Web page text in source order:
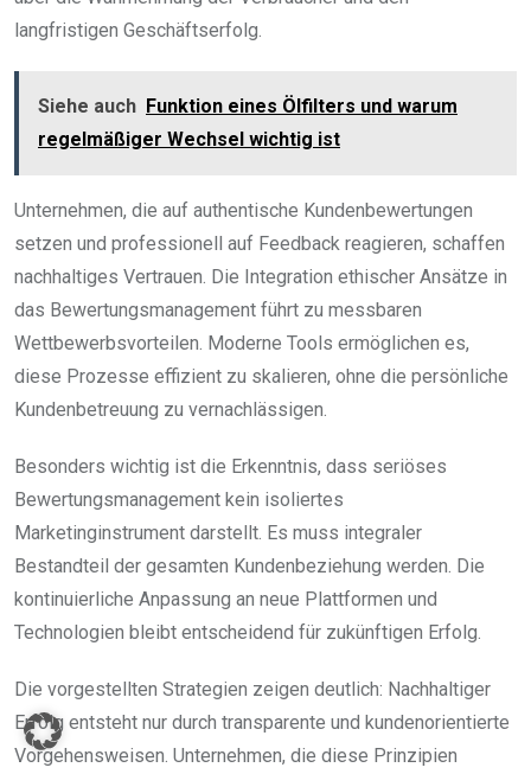
langfristigen Geschäftserfolg.
Siehe auch Funktion eines Ölfilters und warum
regelmäßiger Wechsel wichtig ist
Unternehmen, die auf authentische Kundenbewertungen
setzen und professionell auf Feedback reagieren, schaffen
nachhaltiges Vertrauen. Die Integration ethischer Ansätze in
das Bewertungsmanagement führt zu messbaren
Wettbewerbsvorteilen. Moderne Tools ermöglichen es,
diese Prozesse effizient zu skalieren, ohne die persönliche
Kundenbetreuung zu vernachlässigen.
Besonders wichtig ist die Erkenntnis, dass seriöses
Bewertungsmanagement kein isoliertes
Marketinginstrument darstellt. Es muss integraler
Bestandteil der gesamten Kundenbeziehung werden. Die
kontinuierliche Anpassung an neue Plattformen und
Technologien bleibt entscheidend für zukünftigen Erfolg.
Die vorgestellten Strategien zeigen deutlich: Nachhaltiger
Erfolg entsteht nur durch transparente und kundenorientierte
Vorgehensweisen. Unternehmen, die diese Prinzipien